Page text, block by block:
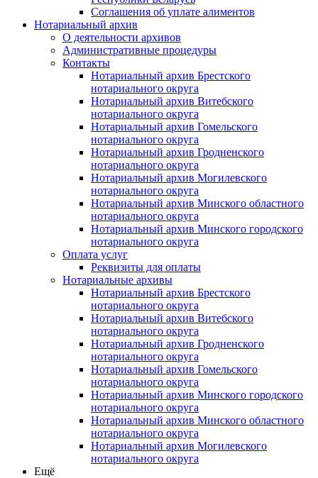
Соглашения об уплате алиментов
Нотариальный архив
О деятельности архивов
Административные процедуры
Контакты
Нотариальный архив Брестского
нотариального округа
Нотариальный архив Витебского
нотариального округа
Нотариальный архив Гомельского
нотариального округа
Нотариальный архив Гродненского
нотариального округа
Нотариальный архив Могилевского
нотариального округа
Нотариальный архив Минского областного
нотариального округа
Нотариальный архив Минского городского
нотариального округа
Оплата услуг
Реквизиты для оплаты
Нотариальные архивы
Нотариальный архив Брестского
нотариального округа
Нотариальный архив Витебского
нотариального округа
Нотариальный архив Гродненского
нотариального округа
Нотариальный архив Гомельского
нотариального округа
Нотариальный архив Минского городского
нотариального округа
Нотариальный архив Минского областного
нотариального округа
Нотариальный архив Могилевского
нотариального округа
Ещё